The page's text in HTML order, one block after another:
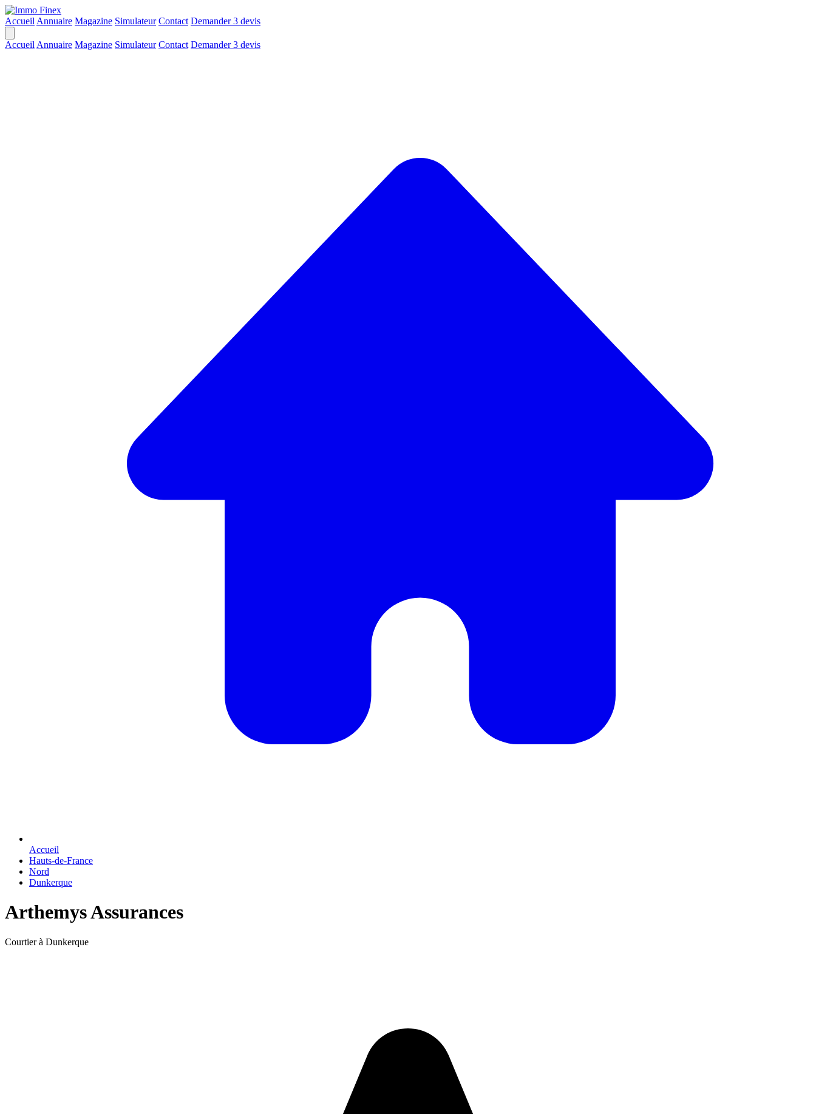
Accueil Annuaire Magazine Simulateur Contact Demander 3 devis
Accueil Annuaire Magazine Simulateur Contact Demander 3 devis
Accueil
Hauts-de-France
Nord
Dunkerque
Arthemys Assurances
Courtier à Dunkerque